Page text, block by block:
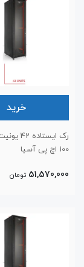
خرید
رک
100 اچ پی آسیا
51,570,000 تومان